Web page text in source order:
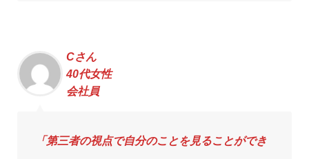
Cさん
40代女性
会社員
「第三者の視点で⾃分のことを⾒ることができ